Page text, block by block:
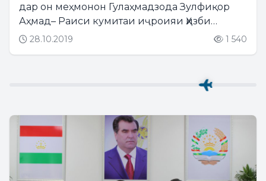
дар он меҳмонон Гулаҳмадзода Зулфиқор
Аҳмад– Раиси кумитаи иҷроияи Ҳизби
Халқии Демократии Тоҷикистон дар ноҳияи
28.10.2019 1 540